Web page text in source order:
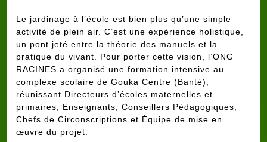
Le jardinage à l’école est bien plus qu’une simple
activité de plein air. C’est une expérience holistique,
un pont jeté entre la théorie des manuels et la
pratique du vivant. Pour porter cette vision, l’ONG
RACINES a organisé une formation intensive au
complexe scolaire de Gouka Centre (Bantè),
réunissant Directeurs d’écoles maternelles et
primaires, Enseignants, Conseillers Pédagogiques,
Chefs de Circonscriptions et Équipe de mise en
œuvre du projet.